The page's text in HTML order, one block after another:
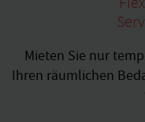
Mieten Sie nur
Ihren räumlichen